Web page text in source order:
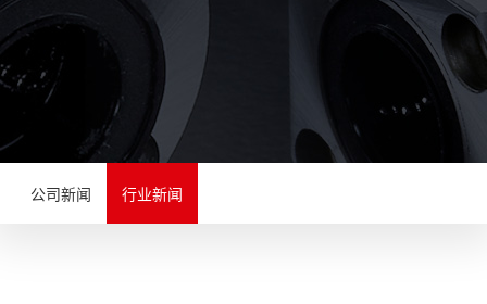
公司新闻 行业新闻